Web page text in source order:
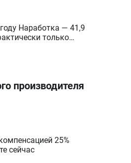
Наработка — 41,9
только
и навесное
производителя
25%
сейчас